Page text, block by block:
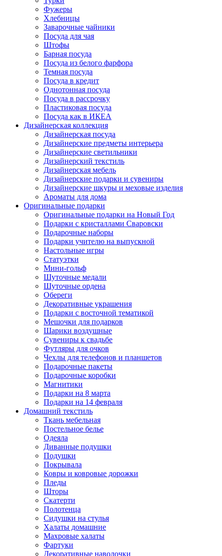
Фужеры
Хлебницы
Заварочные чайники
Посуда для чая
Штофы
Барная посуда
Посуда из белого фарфора
Темная посуда
Посуда в кредит
Однотонная посуда
Посуда в рассрочку
Пластиковая посуда
Посуда как в ИКЕА
Дизайнерская коллекция
Дизайнерская посуда
Дизайнерские предметы интерьера
Дизайнерские светильники
Дизайнерский текстиль
Дизайнерская мебель
Дизайнерские подарки и сувениры
Дизайнерские шкуры и меховые изделия
Ароматы для дома
Оригинальные подарки
Оригинальные подарки на Новый Год
Подарки с кристаллами Сваровски
Подарочные наборы
Подарки учителю на выпускной
Настольные игры
Статуэтки
Мини-гольф
Шуточные медали
Шуточные ордена
Обереги
Декоративные украшения
Подарки с восточной тематикой
Мешочки для подарков
Шарики воздушные
Сувениры к свадьбе
Футляры для очков
Чехлы для телефонов и планшетов
Подарочные пакеты
Подарочные коробки
Магнитики
Подарки на 8 марта
Подарки на 14 февраля
Домашний текстиль
Ткань мебельная
Постельное белье
Одеяла
Диванные подушки
Подушки
Покрывала
Ковры и ковровые дорожки
Пледы
Шторы
Скатерти
Полотенца
Сидушки на стулья
Халаты домашние
Махровые халаты
Фартуки
Декоративные наволочки